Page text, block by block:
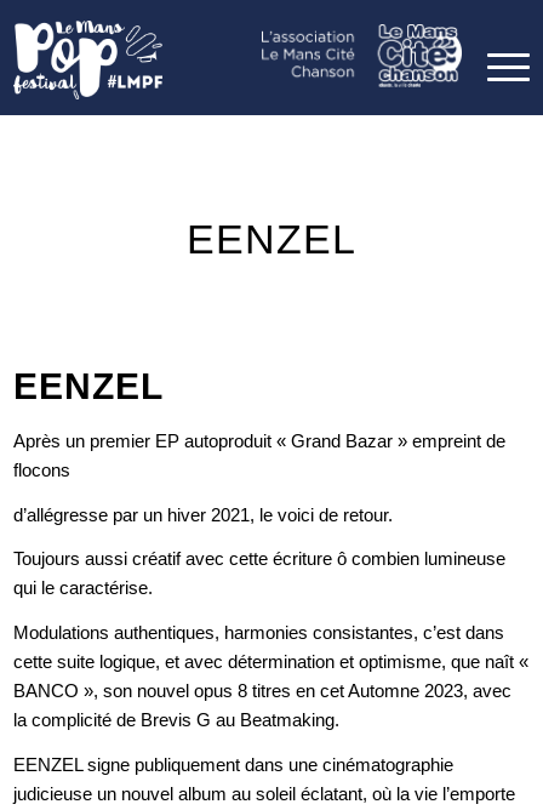
EENZEL
EENZEL
Après un premier EP autoproduit « Grand Bazar » empreint de
flocons
d’allégresse par un hiver 2021, le voici de retour.
Toujours aussi créatif avec cette écriture ô combien lumineuse
qui le caractérise.
Modulations authentiques, harmonies consistantes, c’est dans
cette suite logique, et avec détermination et optimisme, que naît «
BANCO », son nouvel opus 8 titres en cet Automne 2023, avec
la complicité de Brevis G au Beatmaking.
EENZEL signe publiquement dans une cinématographie
judicieuse un nouvel album au soleil éclatant, où la vie l’emporte